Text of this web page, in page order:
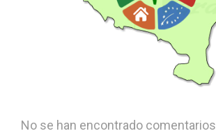
No se han encontrado comentarios